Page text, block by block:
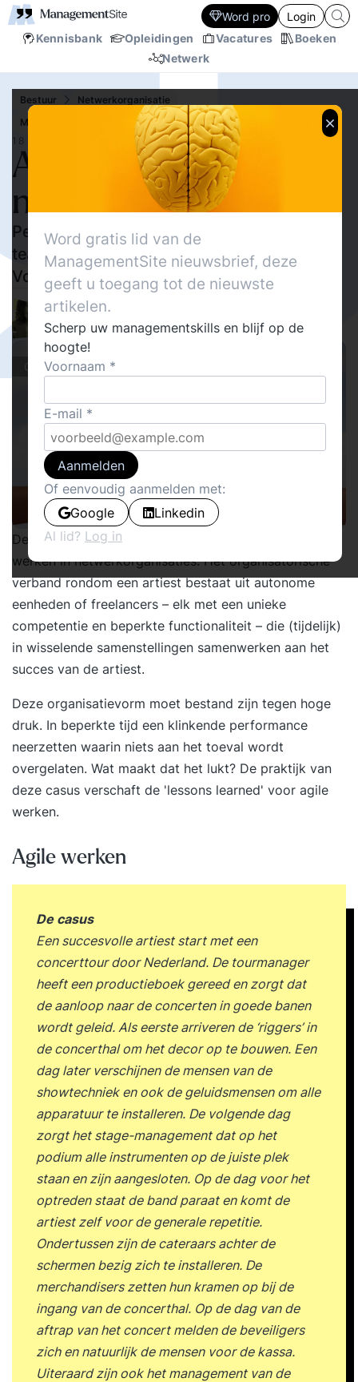
Kennisbank Opleidingen Vacatures
Boeken
Netwerk
Word pro Login
Bestuur
Netwerkorganisatie
Management
Rijnlands Organiseren
18 APR.‘16
Agile werken en
netwerkorganisaties
Per project is er een zichzelf organiserend
team van autonome professionals.
Voorbeelden en tips.
12
Cover stories
De muziek-business is voorloper als het gaat om agile
werken in netwerkorganisaties. Het organisatorische
verband rondom een artiest bestaat uit autonome
eenheden of freelancers – elk met een unieke
competentie en beperkte functionaliteit – die (tijdelijk)
in wisselende samenstellingen samenwerken aan het
succes van de artiest.
Deze organisatievorm moet bestand zijn tegen hoge
druk. In beperkte tijd een klinkende performance
neerzetten waarin niets aan het toeval wordt
overgelaten. Wat maakt dat het lukt? De praktijk van
deze casus verschaft de 'lessons learned' voor agile
werken.
Agile werken
De casus
Een succesvolle artiest start met een
concerttour door Nederland. De tourmanager
heeft een productieboek gereed en zorgt dat
de aanloop naar de concerten in goede banen
wordt geleid. Als eerste arriveren de ‘riggers’ in
de concerthal om het decor op te bouwen. Een
dag later verschijnen de mensen van de
showtechniek en ook de geluidsmensen om alle
apparatuur te installeren. De volgende dag
zorgt het stage-management dat op het
podium alle instrumenten op de juiste plek
staan en zijn aangesloten. Op de dag voor het
optreden staat de band paraat en komt de
artiest zelf voor de generale repetitie.
Ondertussen zijn de cateraars achter de
schermen bezig zich te installeren. De
merchandisers zetten hun kramen op bij de
ingang van de concerthal. Op de dag van de
aftrap van het concert melden de beveiligers
zich en natuurlijk de mensen voor de kassa.
Uiteraard zijn ook het management van de
Word gratis lid van de
ManagementSite nieuwsbrief, deze
geeft u toegang tot de nieuwste
artikelen.
Scherp uw managementskills en blijf op de
hoogte!
Voornaam
E-mail
Aanmelden
Of eenvoudig aanmelden met:
Google
Linkedin
Al lid? Log in